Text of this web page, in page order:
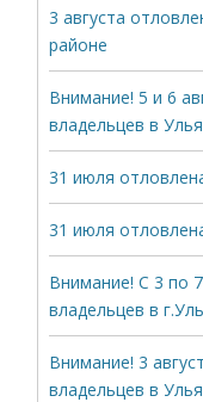
3 августа
районе
Внимание! 5 и 6
владельцев в
31 июля
31 июля
Внимание! С 3 по
владельцев в
Внимание! 3
владельцев в